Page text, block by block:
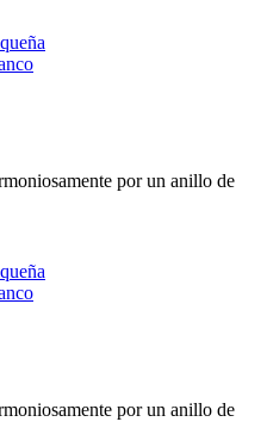
por un anillo de
por un anillo de